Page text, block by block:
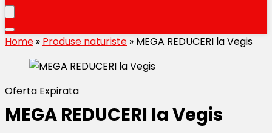
Home » Produse naturiste » MEGA REDUCERI la Vegis
Oferta Expirata
MEGA REDUCERI la Vegis